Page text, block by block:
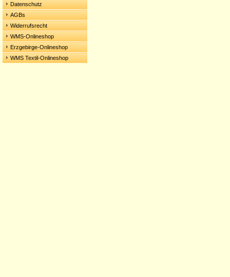
Datenschutz
AGBs
Widerrufsrecht
WMS-Onlineshop
Erzgebirge-Onlineshop
WMS Textil-Onlineshop